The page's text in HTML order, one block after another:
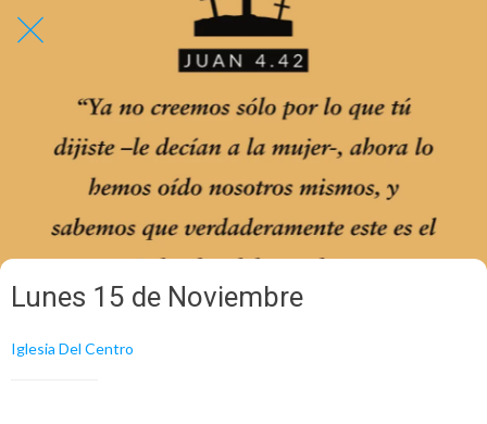
Lunes 15 de Noviembre
Iglesia Del Centro